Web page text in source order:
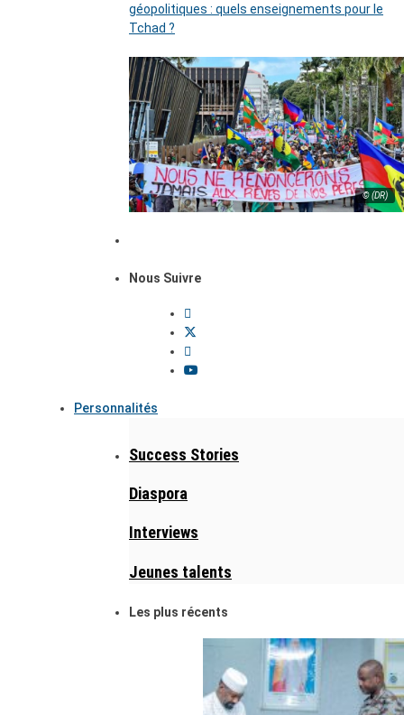
géopolitiques : quels enseignements pour le
Tchad ?
© (DR)
Nous Suivre
Personnalités
Success Stories
Diaspora
Interviews
Jeunes talents
Les plus récents